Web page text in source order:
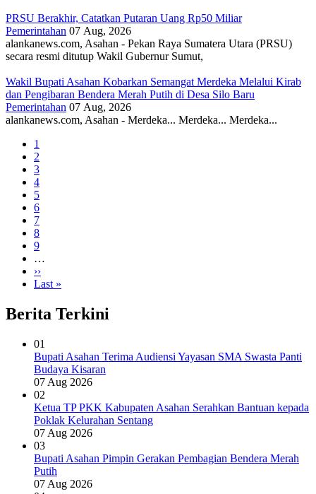
PRSU Berakhir, Catatkan Putaran Uang Rp50 Miliar
Pemerintahan 07 Aug, 2026
alankanews.com, Asahan - Pekan Raya Sumatera Utara (PRSU)
secara resmi ditutup Wakil Gubernur Sumut,
Wakil Bupati Asahan Kobarkan Semangat Merdeka Melalui Kirab
dan Pengibaran Bendera Merah Putih di Desa Silo Baru
Pemerintahan 07 Aug, 2026
alankanews.com, Asahan - Merdeka... Merdeka... Merdeka...
Pagination
Current
page
1
Page
2
Page
3
Page
4
Page
5
Page
6
Page
7
Page
8
Page
9
…
Next
page
››
Last
Last »
Berita Terkini
01
Bupati Asahan Terima Audiensi Yayasan SMA Swasta Panti
Budaya Kisaran
07 Aug 2026
02
Ketua TP PKK Kabupaten Asahan Serahkan Bantuan kepada
Poklak Kelurahan Sentang
07 Aug 2026
03
Bupati Asahan Pimpin Gerakan Pembagian Bendera Merah
Putih
07 Aug 2026